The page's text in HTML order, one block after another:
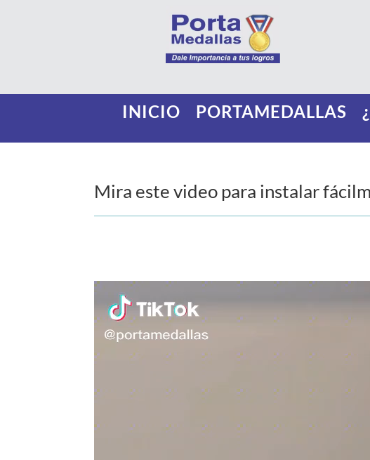
INICIO PORTAMEDALLAS
Mira este video para instalar
Reproductor
vídeo